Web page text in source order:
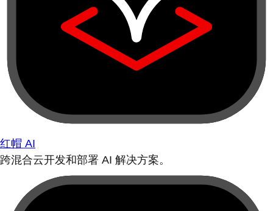
红帽 AI
跨混合云开发和部署 AI 解决方案。